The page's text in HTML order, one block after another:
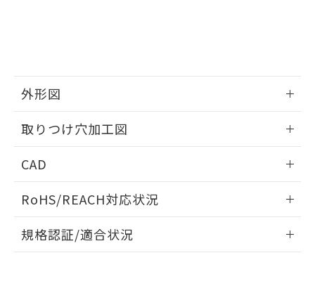
外形図
取りつけ穴加工図
CAD
ドすることができます。
ログイン/会員登録
RoHS/REACH対応状況
EU RoHS 注意事項・凡例
規格認証/適合状況